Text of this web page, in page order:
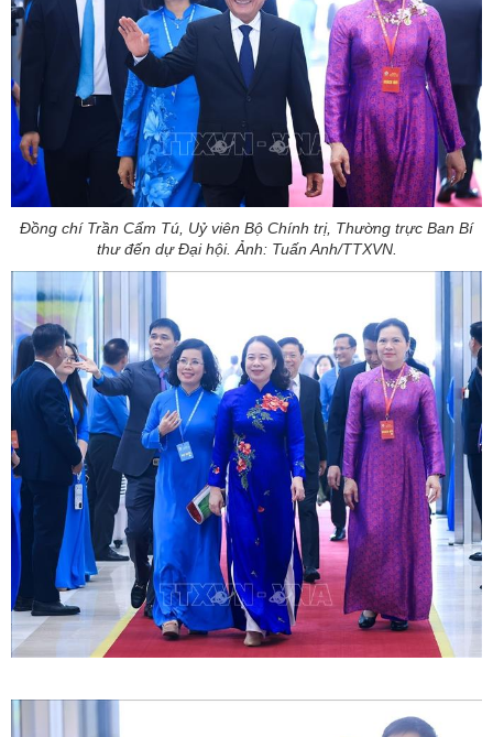
Đồng chí Trần Cẩm Tú, Uỷ viên Bộ Chính trị, Thường trực Ban Bí
thư đến dự Đại hội. Ảnh: Tuấn Anh/TTXVN.